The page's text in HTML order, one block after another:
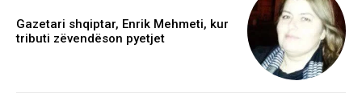
Gazetari shqiptar, Enrik Mehmeti, kur
tributi zëvendëson pyetjet